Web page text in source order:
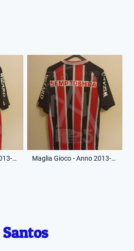
Maglia Gioco - Anno 2013-14 - Senza Numero - (Fronte) Maglia Gioco - Anno 2013-14 - Senza Numero - (Retro)
Santos